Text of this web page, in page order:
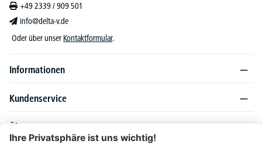
+49 2339 / 909 501
info@delta-v.de
Oder über unser Kontaktformular.
Informationen
Kundenservice
Über DELTA-V